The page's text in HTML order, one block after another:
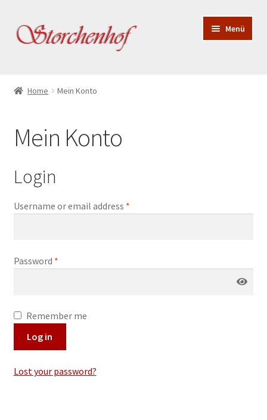
Menü
Weißweine
Spezialitäten
zur Newsletter Anmeldung
Home Mein Konto
Mein Konto
Login
Username or email address *
Password *
Remember me
Log in
Lost your password?